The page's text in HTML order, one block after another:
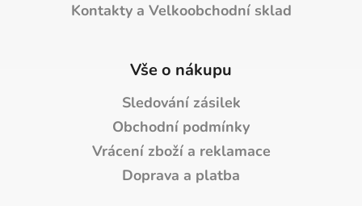
Kontakty a Velkoobchodní sklad
Vše o nákupu
Sledování zásilek
Obchodní podmínky
Vrácení zboží a reklamace
Doprava a platba